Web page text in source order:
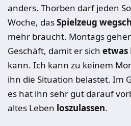
anders. Thorben darf jeden
Woche, dasSpielzeug
mehr braucht. Montags
Geschäft, damit er sich etwas
kann. Ich kann zu keinem
ihn die Situation belastet. Im
es hat ihn sehr gut darauf
altes Leben loszulassen.